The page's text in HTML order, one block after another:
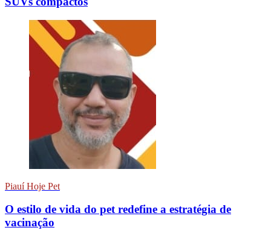
Piauí Hoje Pet
O estilo de vida do pet redefine a estratégia de
vacinação